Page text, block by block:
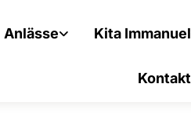
Anlässe Kita Immanuel
Kontakt